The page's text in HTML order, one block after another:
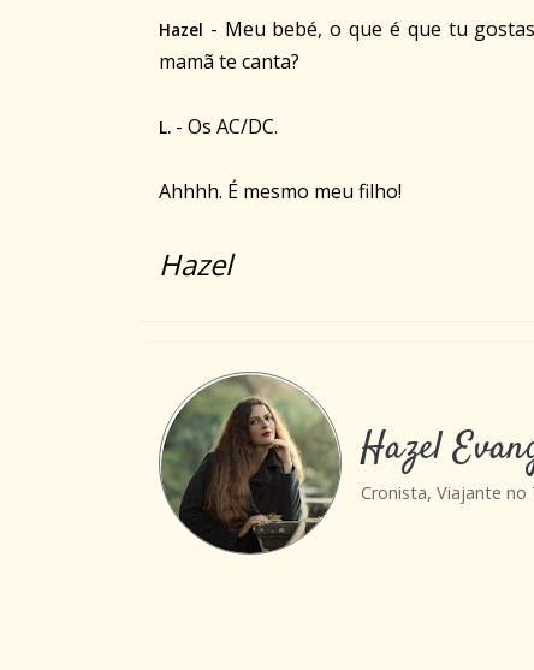
Hazel - Meu bebé, o que é que tu
mamã te canta?
L. - Os AC/DC.
Ahhhh. É mesmo meu filho!
Hazel
Hazel
Cronista, Viajante